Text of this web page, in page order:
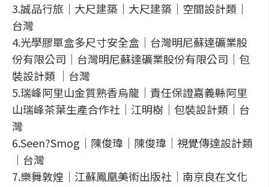
3.誠品行旅｜大尺建築｜大尺建築｜空間設計類｜
台灣
4.光學膠單盒多尺寸安全盒｜台灣明尼蘇達礦業股
份有限公司｜台灣明尼蘇達礦業股份有限公司｜包
裝設計類 ｜台灣
5.瑞峰阿里山金質熟香烏龍｜責任保證嘉義縣阿里
山瑞峰茶葉生產合作社｜江明樹｜包裝設計類｜台
灣
6.Seen?Smog｜陳俊瑋｜陳俊瑋｜視覺傳達設計類
｜台灣
7.樂舞敦煌｜江蘇鳳凰美術出版社｜南京良在文化